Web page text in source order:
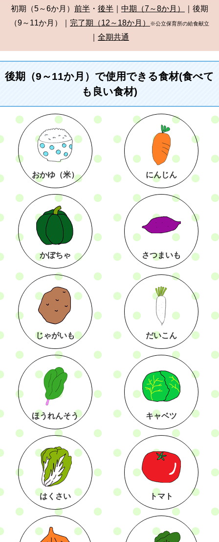
初期（5～6か月） 前半 ・ 後半 ｜ 中期（7～8か月）
｜後期
（9～11か月）｜ 完了期（12～18か月） ※公立保育所の給食献立
｜ 全期共通
後期（9～11か月）で使用できる食材(食べて
も良い食材)
おかゆ（米） にんじん
かぼちゃ さつまいも
じゃがいも だいこん
ほうれんそう キャベツ
はくさい トマト